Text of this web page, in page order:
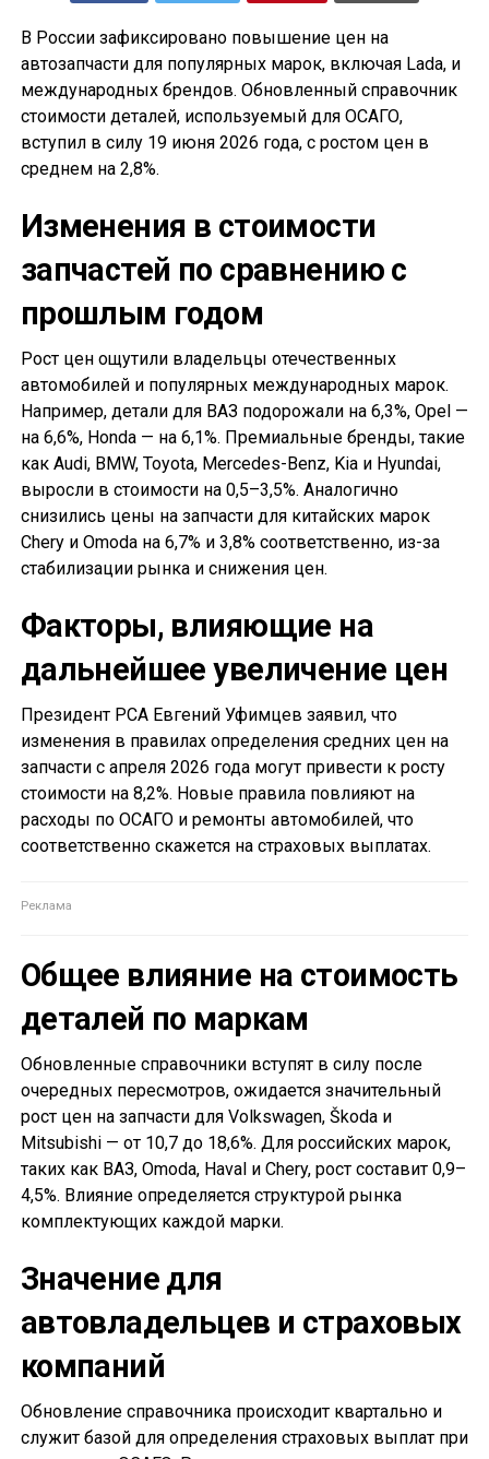
В России зафиксировано повышение цен на
автозапчасти для популярных марок, включая Lada, и
международных брендов. Обновленный справочник
стоимости деталей, используемый для ОСАГО,
вступил в силу 19 июня 2026 года, с ростом цен в
среднем на 2,8%.
Изменения в стоимости
запчастей по сравнению с
прошлым годом
Рост цен ощутили владельцы отечественных
автомобилей и популярных международных марок.
Например, детали для ВАЗ подорожали на 6,3%, Opel —
на 6,6%, Honda — на 6,1%. Премиальные бренды, такие
как Audi, BMW, Toyota, Mercedes-Benz, Kia и Hyundai,
выросли в стоимости на 0,5–3,5%. Аналогично
снизились цены на запчасти для китайских марок
Chery и Omoda на 6,7% и 3,8% соответственно, из-за
стабилизации рынка и снижения цен.
Факторы, влияющие на
дальнейшее увеличение цен
Президент РСА Евгений Уфимцев заявил, что
изменения в правилах определения средних цен на
запчасти с апреля 2026 года могут привести к росту
стоимости на 8,2%. Новые правила повлияют на
расходы по ОСАГО и ремонты автомобилей, что
соответственно скажется на страховых выплатах.
Общее влияние на стоимость
деталей по маркам
Обновленные справочники вступят в силу после
очередных пересмотров, ожидается значительный
рост цен на запчасти для Volkswagen, Škoda и
Mitsubishi — от 10,7 до 18,6%. Для российских марок,
таких как ВАЗ, Omoda, Haval и Chery, рост составит 0,9–
4,5%. Влияние определяется структурой рынка
комплектующих каждой марки.
Значение для
автовладельцев и страховых
компаний
Обновление справочника происходит квартально и
служит базой для определения страховых выплат при